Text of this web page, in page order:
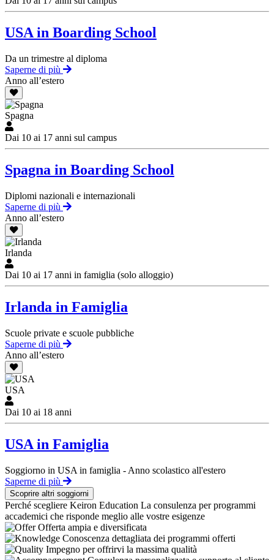
USA in Boarding School
Da un trimestre al diploma
Saperne di più
Anno all’estero
Spagna
Dai 10 ai 17 anni sul campus
Spagna in Boarding School
Diplomi nazionali e internazionali
Saperne di più
Anno all’estero
Irlanda
Dai 10 ai 17 anni in famiglia (solo alloggio)
Irlanda in Famiglia
Scuole private e scuole pubbliche
Saperne di più
Anno all’estero
USA
Dai 10 ai 18 anni
USA in Famiglia
Soggiorno in USA in famiglia - Anno scolastico all'estero
Saperne di più
Scoprire altri soggiorni
Perché scegliere Keiron Education La consulenza per programmi
accademici che risponde meglio alle vostre esigenze
Offerta ampia e diversificata
Conoscenza dettagliata dei programmi offerti
Impegno per offrirvi la massima qualità